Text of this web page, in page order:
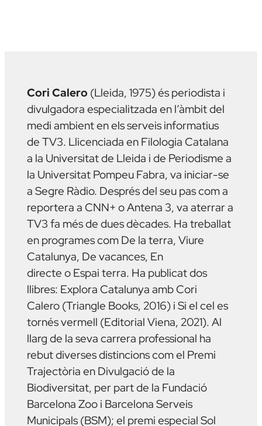
Cori Calero (Lleida, 1975) és periodista i
divulgadora especialitzada en l’àmbit del
medi ambient en els serveis informatius
de TV3. Llicenciada en Filologia Catalana
a la Universitat de Lleida i de Periodisme a
la Universitat Pompeu Fabra, va iniciar-se
a Segre Ràdio. Després del seu pas com a
reportera a CNN+ o Antena 3, va aterrar a
TV3 fa més de dues dècades. Ha treballat
en programes com De la terra, Viure
Catalunya, De vacances, En
directe o Espai terra. Ha publicat dos
llibres: Explora Catalunya amb Cori
Calero(Triangle Books, 2016) i Si el cel es
tornés vermell (Editorial Viena, 2021). Al
llarg de la seva carrera professional ha
rebut diverses distincions com el Premi
Trajectòria en Divulgació de la
Biodiversitat, per part de la Fundació
Barcelona Zoo i Barcelona Serveis
Municipals (BSM); el premi especial Sol